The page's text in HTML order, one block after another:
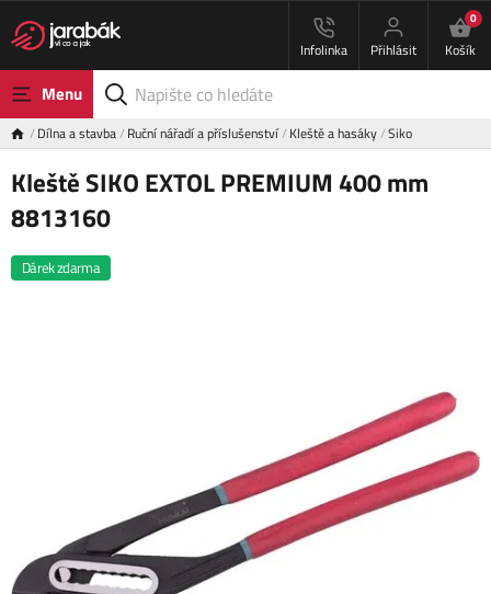
Infolinka Přihlásit
0
Košík
Menu
Dílna a stavba Ruční nářadí a příslušenství Kleště a hasáky Siko
Kleště SIKO EXTOL PREMIUM 400 mm
8813160
Dárek zdarma